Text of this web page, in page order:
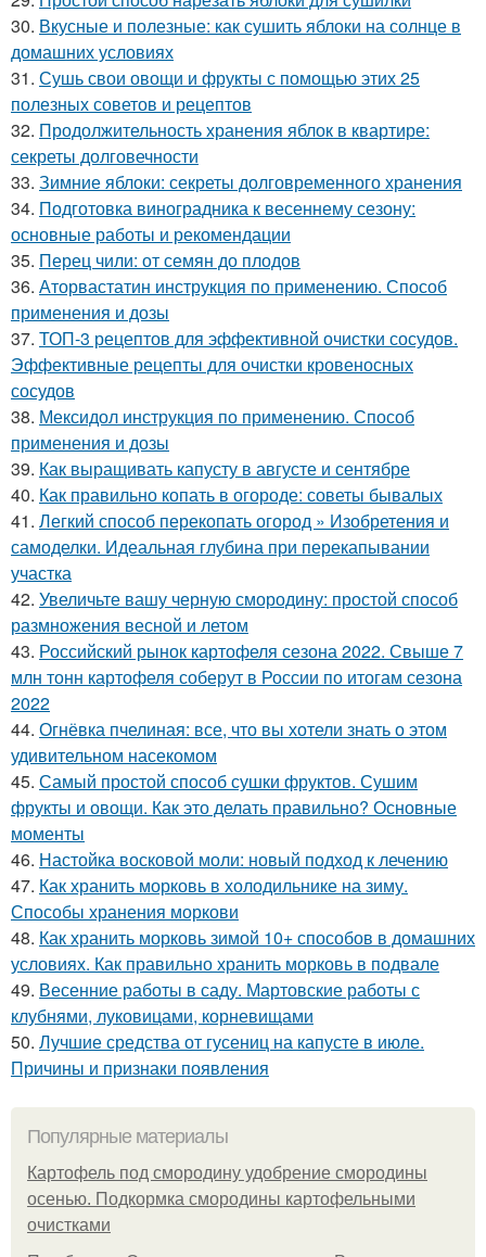
30. Вкусные и полезные: как сушить яблоки на солнце в
домашних условиях
31. Сушь свои овощи и фрукты с помощью этих 25
полезных советов и рецептов
32. Продолжительность хранения яблок в квартире:
секреты долговечности
33. Зимние яблоки: секреты долговременного хранения
34. Подготовка виноградника к весеннему сезону:
основные работы и рекомендации
35. Перец чили: от семян до плодов
36. Аторвастатин инструкция по применению. Способ
применения и дозы
37. ТОП-3 рецептов для эффективной очистки сосудов.
Эффективные рецепты для очистки кровеносных
сосудов
38. Мексидол инструкция по применению. Способ
применения и дозы
39. Как выращивать капусту в августе и сентябре
40. Как правильно копать в огороде: советы бывалых
41. Легкий способ перекопать огород » Изобретения и
самоделки. Идеальная глубина при перекапывании
участка
42. Увеличьте вашу черную смородину: простой способ
размножения весной и летом
43. Российский рынок картофеля сезона 2022. Свыше 7
млн тонн картофеля соберут в России по итогам сезона
2022
44. Огнёвка пчелиная: все, что вы хотели знать о этом
удивительном насекомом
45. Самый простой способ сушки фруктов. Сушим
фрукты и овощи. Как это делать правильно? Основные
моменты
46. Настойка восковой моли: новый подход к лечению
47. Как хранить морковь в холодильнике на зиму.
Способы хранения моркови
48. Как хранить морковь зимой 10+ способов в домашних
условиях. Как правильно хранить морковь в подвале
49. Весенние работы в саду. Мартовские работы с
клубнями, луковицами, корневищами
50. Лучшие средства от гусениц на капусте в июле.
Причины и признаки появления
Популярные материалы
Картофель под смородину удобрение смородины
осенью. Подкормка смородины картофельными
очистками